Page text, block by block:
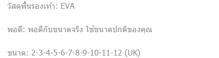
วัสดุพื้นรองเท้า: EVA
พอดี: พอดีกับขนาดจริง ใช้ขนาดปกติของคุณ
ขนาด: 2-3-4-5-6-7-8-9-10-11-12 (UK)